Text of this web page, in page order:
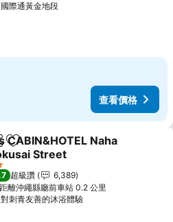
國際通黃金地段
查看價格
加入我的最愛
CABIN&HOTEL Naha
Street
級
超級讚
6,389
距離沖繩縣廳前車站 0.2 公里
對刺青友善的沐浴體驗